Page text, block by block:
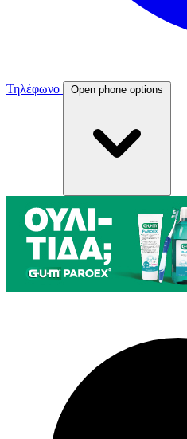
Τηλέφωνο Open phone options